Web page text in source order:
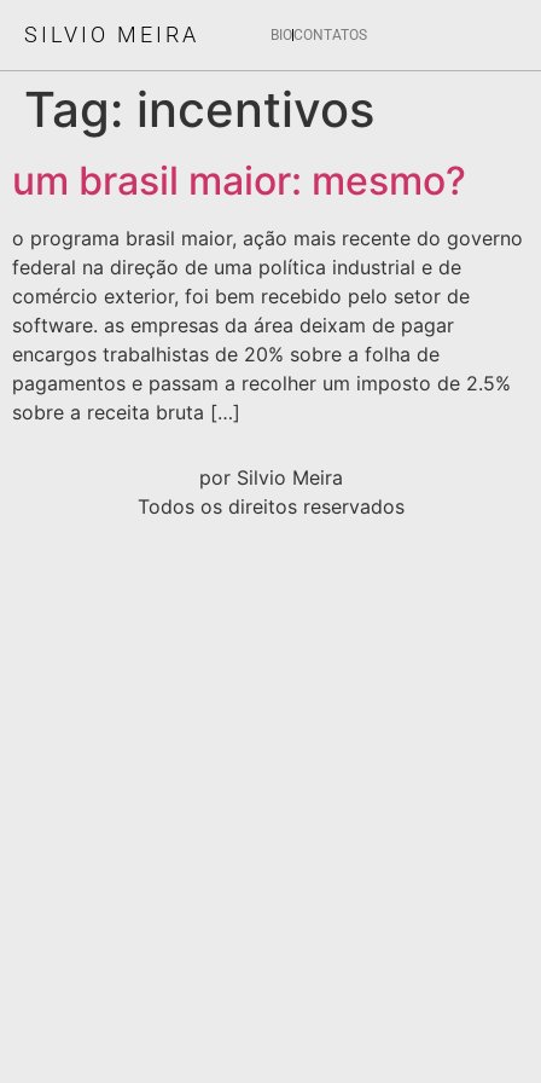
SILVIO MEIRA BIOCONTATOS
Tag: incentivos
um brasil maior: mesmo?
o programa brasil maior, ação mais recente do governo
federal na direção de uma política industrial e de
comércio exterior, foi bem recebido pelo setor de
software. as empresas da área deixam de pagar
encargos trabalhistas de 20% sobre a folha de
pagamentos e passam a recolher um imposto de 2.5%
sobre a receita bruta […]
por Silvio Meira
Todos os direitos reservados